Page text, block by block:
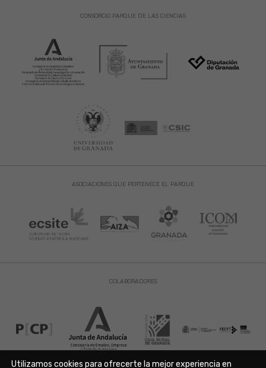
ASOCIACIONES QUE PERTENECE EL PARQUE
CONSORCIO PARQUE DE LAS CIENCIAS
COLABORADORES
Utilizamos cookies para ofrecerte la mejor experiencia en